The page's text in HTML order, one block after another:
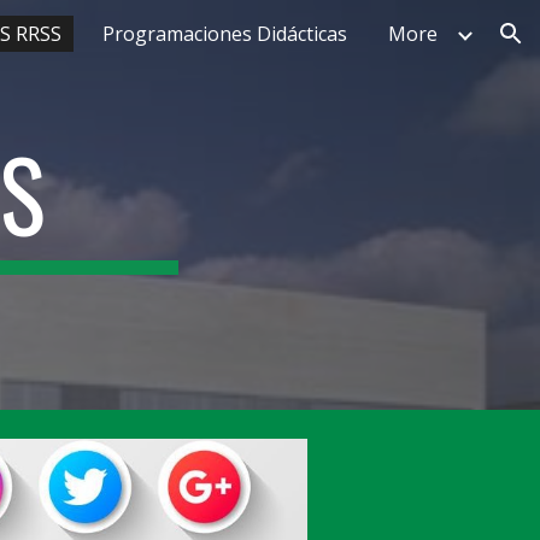
RRSS Programaciones Didácticas More